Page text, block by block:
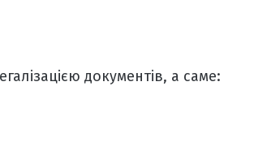
документів, а саме: